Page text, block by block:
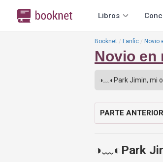
Libros
Booknet Fanfic Novio
Novio en
PARTE ANTERIOR
◑﹏◐Park